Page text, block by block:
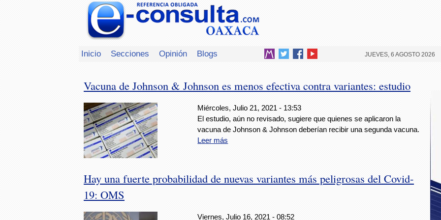
Inicio Secciones Opinión Blogs JUEVES, 6 AGOSTO 2026
Vacuna de Johnson & Johnson es menos efectiva contra variantes: estudio
Miércoles, Julio 21, 2021 - 13:53
El estudio, aún no revisado, sugiere que quienes se aplicaron la
vacuna de Johnson & Johnson deberían recibir una segunda vacuna.
Leer más
Hay una fuerte probabilidad de nuevas variantes más peligrosas del Covid-
19: OMS
Viernes, Julio 16, 2021 - 08:52